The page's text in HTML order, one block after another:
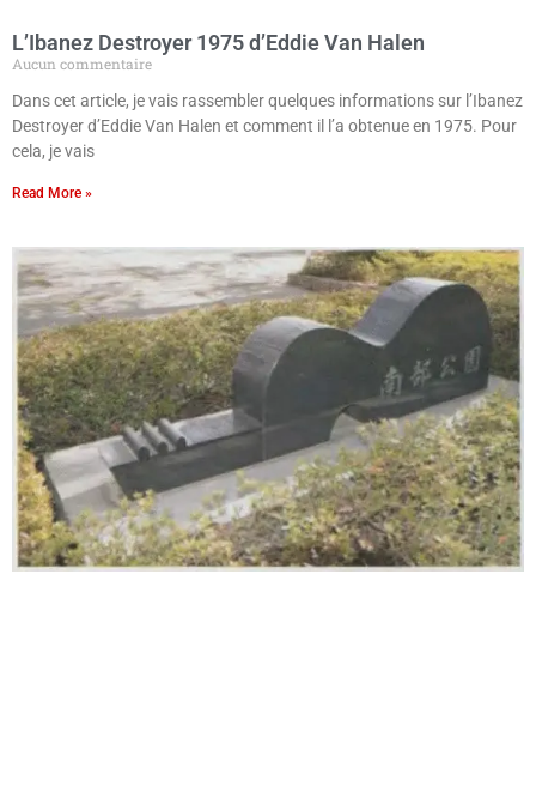
L’Ibanez Destroyer 1975 d’Eddie Van Halen
Aucun commentaire
Dans cet article, je vais rassembler quelques informations sur l’Ibanez
Destroyer d’Eddie Van Halen et comment il l’a obtenue en 1975. Pour
cela, je vais
Read More »